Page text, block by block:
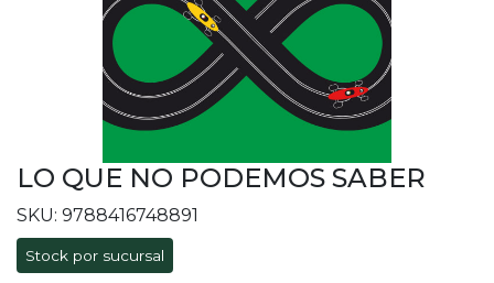
LO QUE NO PODEMOS SABER
SKU: 9788416748891
Stock por sucursal